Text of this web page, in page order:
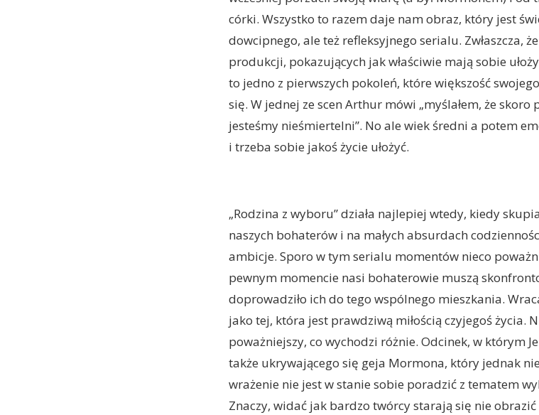
córki. Wszystko to razem daje nam obraz, który jest
dowcipnego, ale też refleksyjnego serialu. Zwłaszcza,
produkcji, pokazujących jak właściwie mają sobie
to jedno z pierwszych pokoleń, które większość
się. W jednej ze scen Arthur mówi „myślałem, że
jesteśmy nieśmiertelni”. No ale wiek średni a potem
i trzeba sobie jakoś życie ułożyć.
„Rodzina z wyboru” działa najlepiej wtedy, kiedy
naszych bohaterów i na małych absurdach
ambicje. Sporo w tym serialu momentów nieco
pewnym momencie nasi bohaterowie muszą
doprowadziło ich do tego wspólnego mieszkania.
jako tej, która jest prawdziwą miłością czyjegoś życia.
poważniejszy, co wychodzi różnie. Odcinek, w którym
także ukrywającego się geja Mormona, który jednak nie
wrażenie nie jest w stanie sobie poradzić z tematem
Znaczy, widać jak bardzo twórcy starają się nie